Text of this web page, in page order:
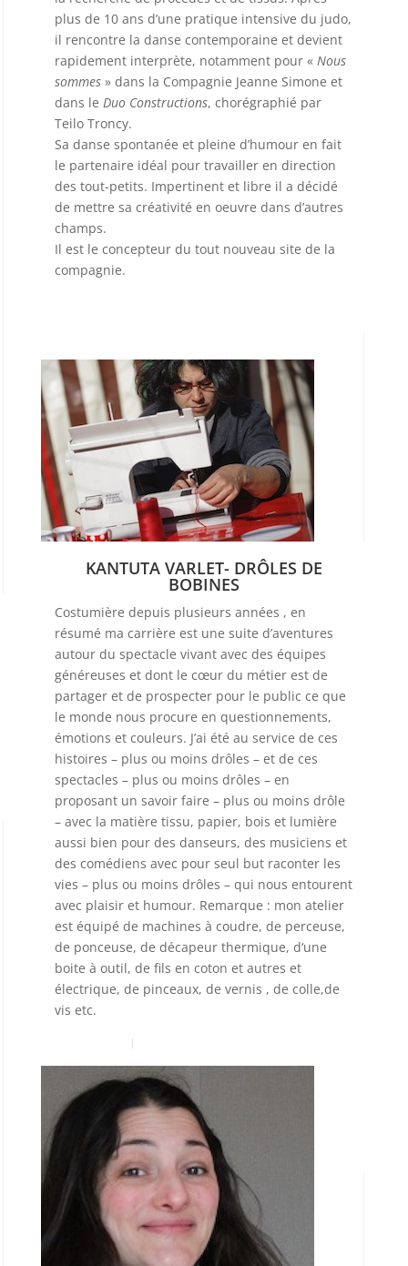
plus de 10 ans d’une pratique intensive du judo,
il rencontre la danse contemporaine et devient
rapidement interprète, notamment pour « Nous
sommes» dans la Compagnie Jeanne Simone et
dans le Duo Constructions, chorégraphié par
Teilo Troncy.
Sa danse spontanée et pleine d’humour en fait
le partenaire idéal pour travailler en direction
des tout-petits. Impertinent et libre il a décidé
de mettre sa créativité en oeuvre dans d’autres
champs.
Il est le concepteur du tout nouveau site de la
compagnie.
KANTUTA VARLET- DRÔLES DE
BOBINES
Costumière depuis plusieurs années , en
résumé ma carrière est une suite d’aventures
autour du spectacle vivant avec des équipes
généreuses et dont le cœur du métier est de
partager et de prospecter pour le public ce que
le monde nous procure en questionnements,
émotions et couleurs. J’ai été au service de ces
histoires – plus ou moins drôles – et de ces
spectacles – plus ou moins drôles – en
proposant un savoir faire – plus ou moins drôle
– avec la matière tissu, papier, bois et lumière
aussi bien pour des danseurs, des musiciens et
des comédiens avec pour seul but raconter les
vies – plus ou moins drôles – qui nous entourent
avec plaisir et humour. Remarque : mon atelier
est équipé de machines à coudre, de perceuse,
de ponceuse, de décapeur thermique, d‘une
boite à outil, de fils en coton et autres et
électrique, de pinceaux, de vernis , de colle,de
vis etc.